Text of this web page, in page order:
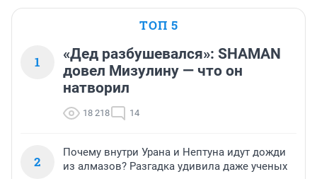
ТОП 5
1
«Дед разбушевался»: SHAMAN
довел Мизулину — что он
натворил
18 218 14
2
Почему внутри Урана и Нептуна идут дожди
из алмазов? Разгадка удивила даже ученых